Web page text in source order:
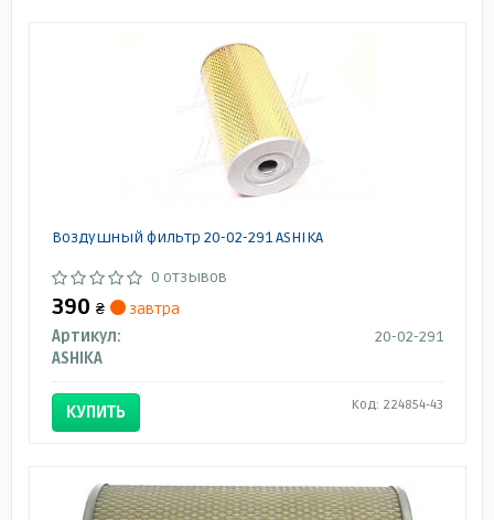
Воздушный фильтр 20-02-291 ASHIKA
0 отзывов
390 ₴
завтра
Артикул:
20-02-291
ASHIKA
КУПИТЬ Код: 224854-43